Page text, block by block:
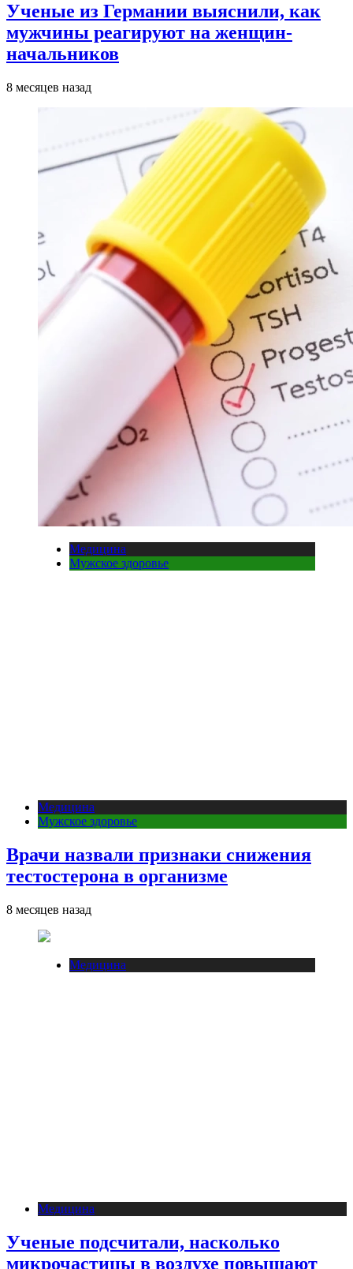
Ученые из Германии выяснили, как
мужчины реагируют на женщин-
начальников
8 месяцев назад
Медицина
Мужское здоровье
Медицина
Мужское здоровье
Врачи назвали признаки снижения
тестостерона в организме
8 месяцев назад
Медицина
Медицина
Ученые подсчитали, насколько
микрочастицы в воздухе повышают